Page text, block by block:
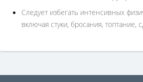
Следует избегать интенсивных
включая стуки, бросания, топтание,